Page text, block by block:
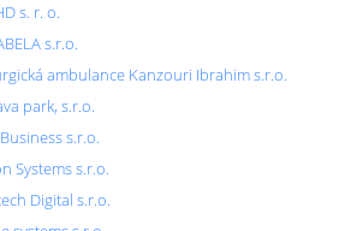
s. r. o.
s.r.o.
ambulance Kanzouri Ibrahim s.r.o.
park, s.r.o.
s.r.o.
Systems s.r.o.
Digital s.r.o.